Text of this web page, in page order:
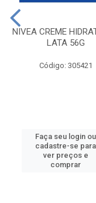
NIVEA CREME
LATA 56G
Código: 305421
Faça seu login ou
cadastre-se para
ver preços e
comprar